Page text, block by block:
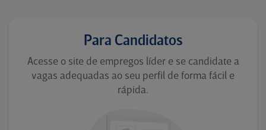
Para Candidatos
Acesse o site de empregos líder e se candidate a
vagas adequadas ao seu perfil de forma fácil e
rápida.